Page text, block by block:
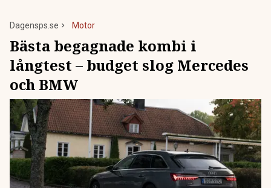
Dagensps.se Motor
Bästa begagnade kombi i
långtest – budget slog Mercedes
och BMW